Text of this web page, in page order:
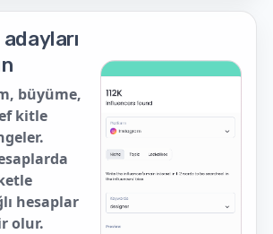
büyüme,
kitle
hesaplar
olur.